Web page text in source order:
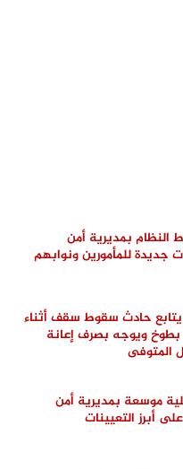
النظام بمديرية أمن
جديدة للمأمورين ونوابهم
يتابع حادث سقوط سقف أثناء
بطوخ ويوجه بصرف إعانة
المتوفى
موسعة بمديرية أمن
أبرز التعيينات